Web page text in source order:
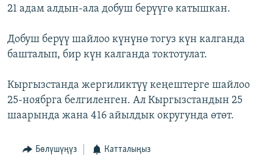
21 адам алдын-ала добуш берүүгө катышкан.
Добуш берүү шайлоо күнүнө тогуз күн калганда
башталып, бир күн калганда токтотулат.
Кыргызстанда жергиликтүү кеңештерге шайлоо
25-ноябрга белгиленген. Ал Кыргызстандын 25
шаарында жана 416 айылдык округунда өтөт.
Бөлүшүңүз Катталыңыз